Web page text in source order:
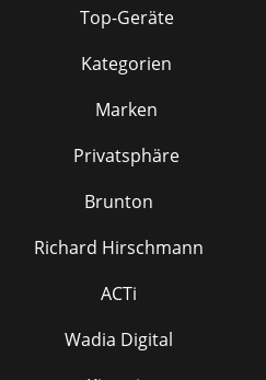
Top-Geräte
Kategorien
Marken
Privatsphäre
Brunton
Richard Hirschmann
ACTi
Wadia Digital